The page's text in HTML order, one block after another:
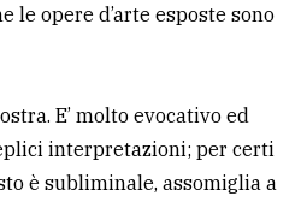
le opere d’arte esposte sono
E’ molto evocativo ed
interpretazioni; per certi
è subliminale, assomiglia a